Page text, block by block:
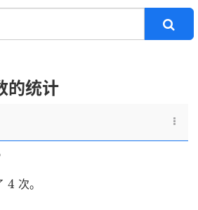
的统计
4
4 次。